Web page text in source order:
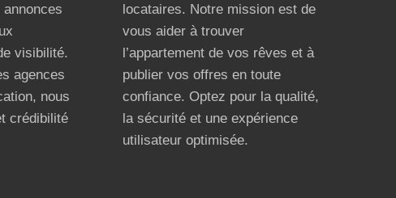
visibilité.
agences
nous
crédibilité
locataires. Notre mission est de
vous aider à trouver
l’appartement de vos rêves et à
publier vos offres en toute
confiance. Optez pour la qualité,
la sécurité et une expérience
utilisateur optimisée.